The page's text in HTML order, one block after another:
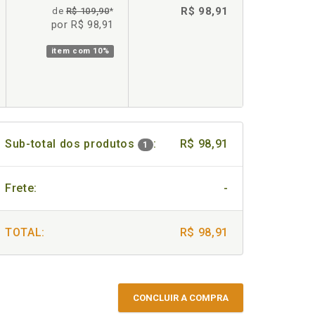
deR$ 109,90*
por R$ 98,91
item com 10%
R$ 98,91
Sub-total dos produtos 1 : R$ 98,91
Frete: -
TOTAL: R$ 98,91
CONCLUIR A COMPRA